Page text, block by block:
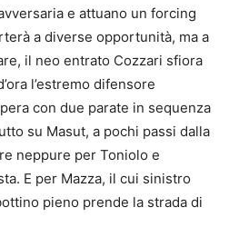
e attuano un forcing
a diverse opportunità, ma a
il neo entrato Cozzari sfiora
l’estremo difensore
con due parate in sequenza
su Masut, a pochi passi dalla
neppure per Toniolo e
E per Mazza, il cui sinistro
pieno prende la strada di